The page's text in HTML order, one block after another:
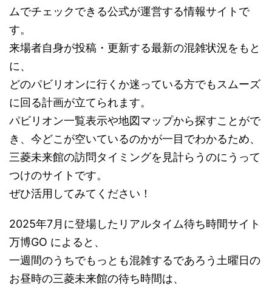
ムでチェックできる公式が運営する情報サイトで
す。
来場者自身が投稿・更新する最新の混雑状況をもと
に、
どのパビリオンに行くか迷っている方でもスムーズ
に回る計画が立てられます。
パビリオン一覧表示や地図マップから探すことがで
き、今どこが空いているのかが一目でわかるため、
三菱未来館の訪問タイミングを見計らうのにうって
つけのサイトです。
ぜひ活用してみてください！
2025年7月に登場したリアルタイム待ち時間サイト
万博GO によると、
一週間のうちでもっとも混雑するであろう土曜日の
お昼時の三菱未来館の待ち時間は、